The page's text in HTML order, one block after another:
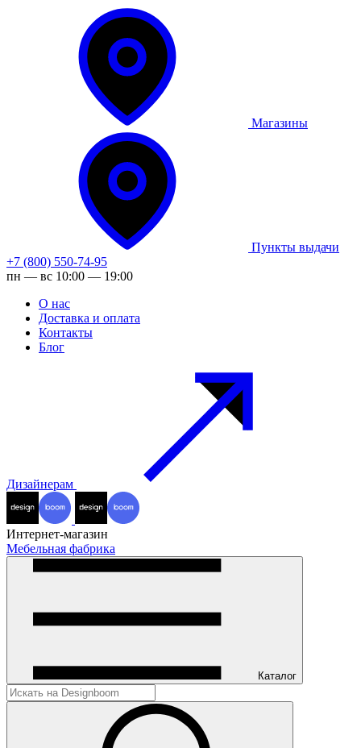
Магазины
Пункты выдачи
+7 (800) 550-74-95
пн — вс 10:00 — 19:00
О нас
Доставка и оплата
Контакты
Блог
Дизайнерам
Интернет-магазин
Мебельная фабрика
Каталог